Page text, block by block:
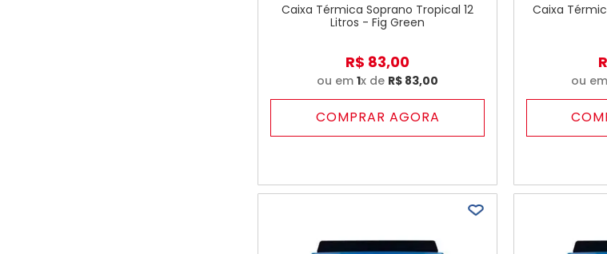
Caixa Térmica Soprano Tropical 12
Litros - Fig Green
R$ 83,00
ou em1x de R$ 83,00
COMPRAR AGORA
Caixa
ou em